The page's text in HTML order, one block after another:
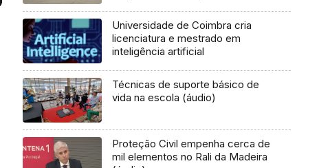
Universidade de Coimbra cria
licenciatura e mestrado em
inteligência artificial
Técnicas de suporte básico de
vida na escola (áudio)
Proteção Civil empenha cerca de
mil elementos no Rali da Madeira